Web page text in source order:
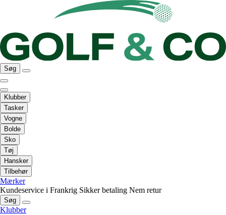
Søg
Klubber
Tasker
Vogne
Bolde
Sko
Tøj
Hansker
Tilbehør
Mærker
Kundeservice i Frankrig Sikker betaling Nem retur
Søg
Klubber